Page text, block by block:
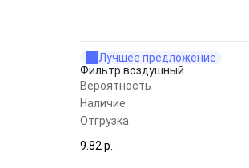
Лучшее предложение
Фильтр воздушный
Вероятность
Наличие
Отгрузка
9.82 p.